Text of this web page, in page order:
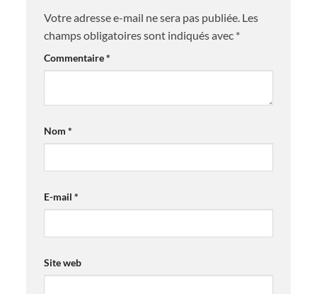
Votre adresse e-mail ne sera pas publiée. Les
champs obligatoires sont indiqués avec *
Commentaire*
Nom*
E-mail*
Site web